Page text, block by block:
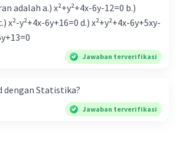
6y-12=0 b.)
x²-y²+4x-6y+16=0 d.) x²+y²+4x-6y+5xy-
6y+13=0
Jawaban terverifikasi
dengan Statistika?
Jawaban terverifikasi